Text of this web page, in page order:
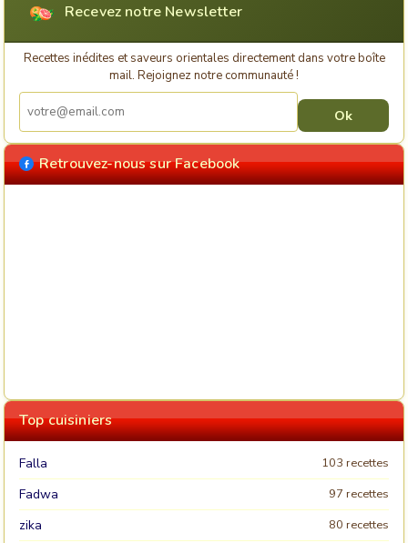
Recevez notre Newsletter
Recettes inédites et saveurs orientales directement dans votre boîte
mail. Rejoignez notre communauté !
Retrouvez-nous sur Facebook
Top cuisiniers
Falla 103 recettes
Fadwa 97 recettes
zika 80 recettes